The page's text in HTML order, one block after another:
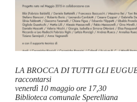
LA BROCCA DI TUTTI GLI
raccontarsi
venerdì 10 maggio ore 17,30
Biblioteca comunale Sperelliana